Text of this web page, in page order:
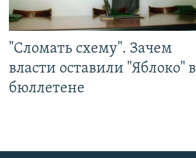
"Сломать схему". Зачем
власти оставили "Яблоко" в
бюллетене